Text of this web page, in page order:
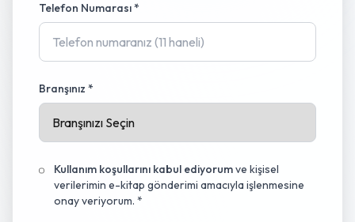
Telefon Numarası *
Branşınız *
Kullanım koşullarını kabul ediyorumve kişisel
verilerimin e-kitap gönderimi amacıyla işlenmesine
onay veriyorum. *